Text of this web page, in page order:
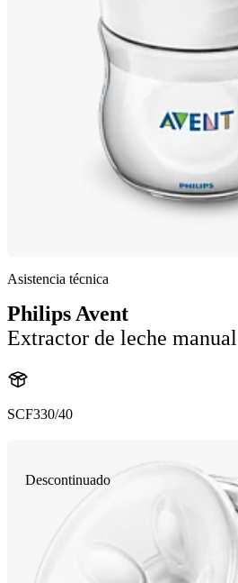
Asistencia técnica
Philips Avent
Extractor de leche manual
SCF330/40
Descontinuado